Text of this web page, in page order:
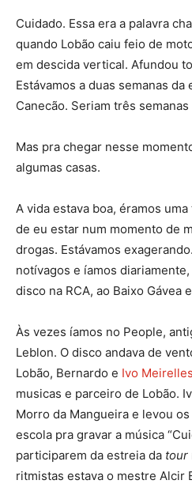
Cuidado. Essa era a palavra
quando Lobão caiu feio de
em descida vertical. Afundou
Estávamos a duas semanas
Canecão. Seriam três
Mas pra chegar nesse
algumas casas.
A vida estava boa, éramos
de eu estar num momento de
drogas. Estávamos
notívagos e íamos
disco na RCA, ao Baixo Gávea
Às vezes íamos no People,
Leblon. O disco andava de
Lobão, Bernardo e Ivo Meirelles
musicas e parceiro de Lobão.
Morro da Mangueira e levou
escola pra gravar a música
participarem da estreia da tour
ritmistas estava o mestre Alcir